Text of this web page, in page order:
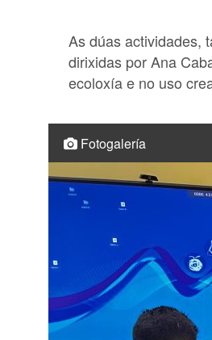
As dúas actividades,
dirixidas por Ana
ecoloxía e no uso
Fotogalería